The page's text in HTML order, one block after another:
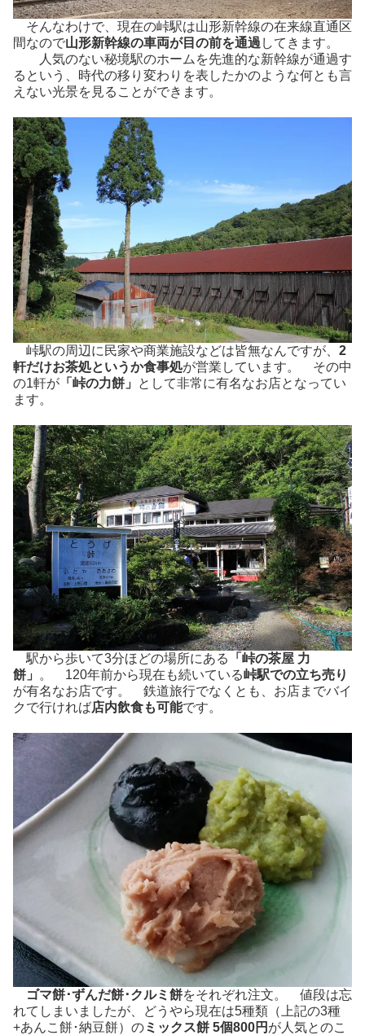
そんなわけで、現在の峠駅は山形新幹線の在来線直通区
間なので山形新幹線の車両が目の前を通過してきます。
人気のない秘境駅のホームを先進的な新幹線が通過す
るという、時代の移り変わりを表したかのような何とも言
えない光景を見ることができます。
峠駅の周辺に民家や商業施設などは皆無なんですが、 2
軒だけお茶処というか食事処が営業しています。 その中
の1軒が 「峠の力餅」
として非常に有名なお店となってい
ます。
駅から歩いて3分ほどの場所にある
「峠の茶屋 力
餅」
。 120年前から現在も続いている峠駅での立ち売り
が有名なお店です。 鉄道旅行でなくとも、お店までバイ
クで行ければ店内飲食も可能です。
ゴマ餅･ずんだ餅･クルミ餅をそれぞれ注文。 値段は忘
れてしまいましたが、どうやら現在は5種類（上記の3種
+あんこ餅･納豆餅）のミックス餅 5個800円 が人気とのこ